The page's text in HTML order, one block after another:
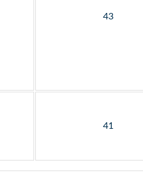
43
41